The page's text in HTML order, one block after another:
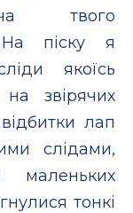
твого
На піску я
якоїсь
звірячих
лап
слідами,
маленьких
тонкі